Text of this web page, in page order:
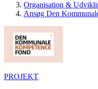
Organisation &
Ansøg Den
PROJEKT